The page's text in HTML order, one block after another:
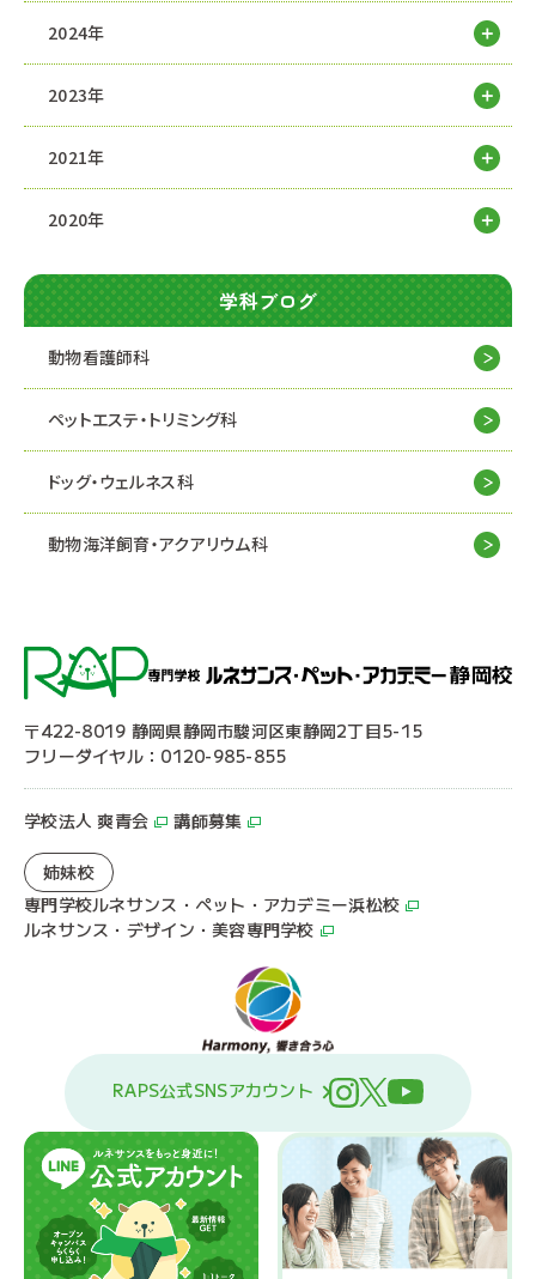
2024年
2023年
2021年
2020年
学科ブログ
動物看護師科
ペットエステ・トリミング科
ドッグ・ウェルネス科
動物海洋飼育・アクアリウム科
〒422-8019 静岡県静岡市駿河区東静岡2丁目5-15
フリーダイヤル：0120-985-855
学校法人 爽青会 講師募集
姉妹校
専門学校ルネサンス・ペット・アカデミー浜松校
ルネサンス・デザイン・美容専門学校
RAPS公式SNSアカウント